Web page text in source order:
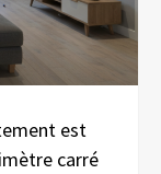
est
carré